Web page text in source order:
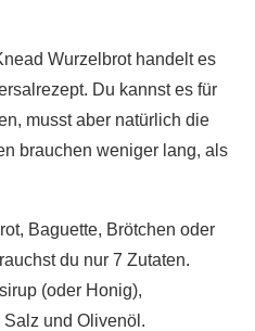
Wurzelbrot handelt es
Du kannst es für
musst aber natürlich die
brauchen weniger lang, als
Baguette, Brötchen oder
du nur 7 Zutaten.
(oder Honig),
und Olivenöl.